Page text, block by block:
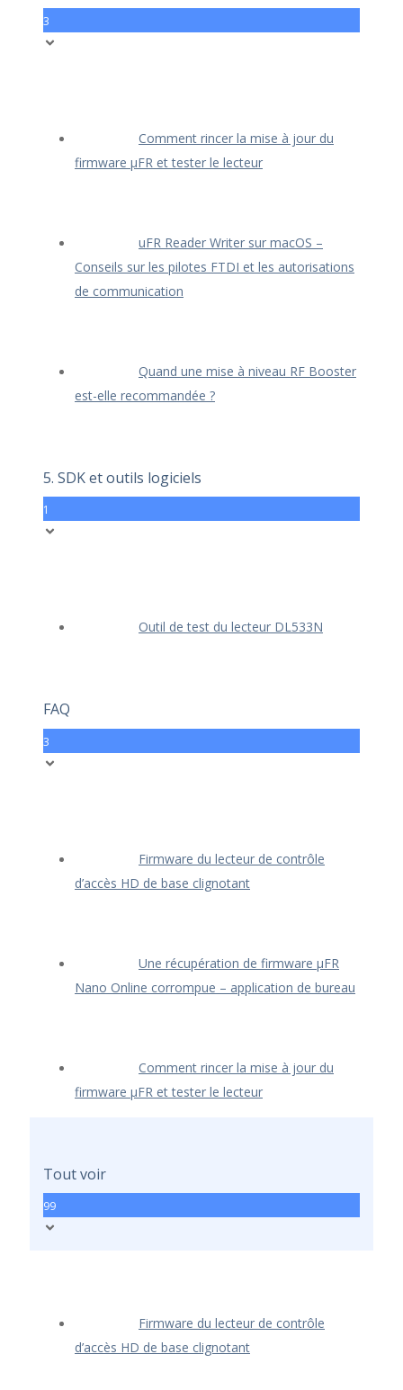
3
Comment rincer la mise à jour du
firmware μFR et tester le lecteur
uFR Reader Writer sur macOS –
Conseils sur les pilotes FTDI et les autorisations
de communication
Quand une mise à niveau RF Booster
est-elle recommandée ?
5. SDK et outils logiciels
1
Outil de test du lecteur DL533N
FAQ
3
Firmware du lecteur de contrôle
d’accès HD de base clignotant
Une récupération de firmware μFR
Nano Online corrompue – application de bureau
Comment rincer la mise à jour du
firmware μFR et tester le lecteur
Tout voir
99
Firmware du lecteur de contrôle
d’accès HD de base clignotant